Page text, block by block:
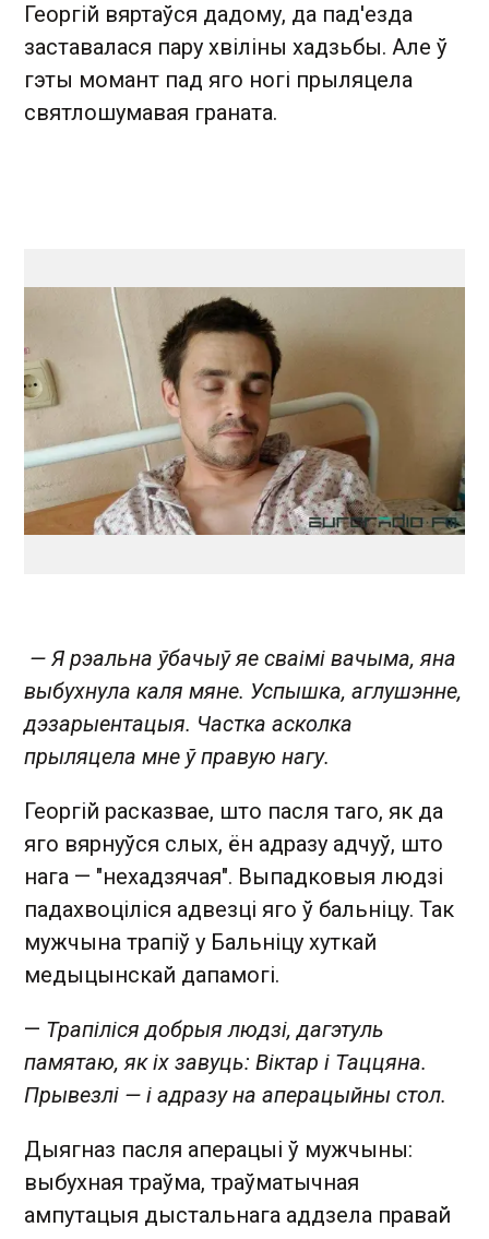
Георгій вяртаўся дадому, да пад'езда
заставалася пару хвіліны хадзьбы. Але ў
гэты момант пад яго ногі прыляцела
святлошумавая граната.
— Я рэальна ўбачыў яе сваімі вачыма, яна
выбухнула каля мяне. Успышка, аглушэнне,
дэзарыентацыя. Частка асколка
прыляцела мне ў правую нагу.
Георгій расказвае, што пасля таго, як да
яго вярнуўся слых, ён адразу адчуў, што
нага — "нехадзячая". Выпадковыя людзі
падахвоціліся адвезці яго ў бальніцу. Так
мужчына трапіў у Бальніцу хуткай
медыцынскай дапамогі.
— Трапіліся добрыя людзі, дагэтуль
памятаю, як іх завуць: Віктар і Таццяна.
Прывезлі — і адразу на аперацыйны стол.
Дыягназ пасля аперацыі ў мужчыны:
выбухная траўма, траўматычная
ампутацыя дыстальнага аддзела правай